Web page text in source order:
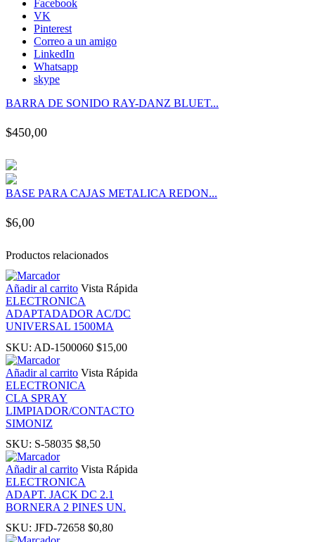
panel
panel
panel
panel
panel
panel
Panel
Facebook
VK
Pinterest
Correo a un amigo
LinkedIn
Whatsapp
skype
BARRA DE SONIDO RAY-DANZ BLUET...
$450,00
BASE PARA CAJAS METALICA REDON...
$6,00
Productos relacionados
Añadir al carrito Vista Rápida
ELECTRONICA
ADAPTADADOR AC/DC
UNIVERSAL 1500MA
SKU: AD-1500060 $15,00
Añadir al carrito Vista Rápida
ELECTRONICA
CLA SPRAY
LIMPIADOR/CONTACTO
SIMONIZ
SKU: S-58035 $8,50
Añadir al carrito Vista Rápida
ELECTRONICA
ADAPT. JACK DC 2.1
BORNERA 2 PINES UN.
SKU: JFD-72658 $0,80